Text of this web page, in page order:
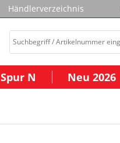
Händlerverzeichnis
Spur N Neu 2026